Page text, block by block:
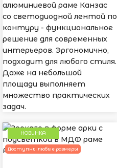
алюминиевой раме Канзас
со светодиодной лентой по
контуру - функциональное
решение для современных
интерьеров. Эргономично,
подходит для любого стиля.
Даже на небольшой
площади выполняет
множество практических
задач.
НОВИНКА
Доступны любые размеры